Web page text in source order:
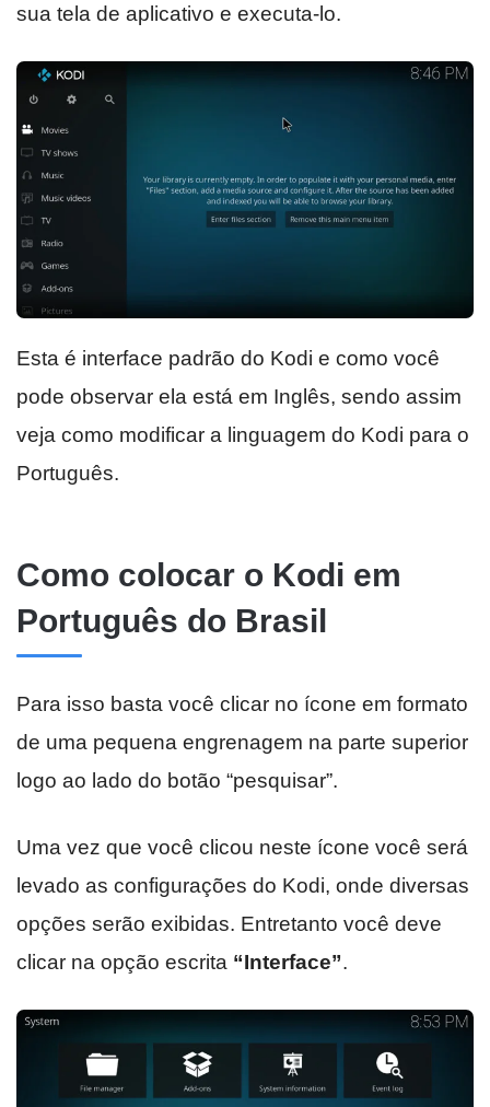
sua tela de aplicativo e executa-lo.
Esta é interface padrão do Kodi e como você
pode observar ela está em Inglês, sendo assim
veja como modificar a linguagem do Kodi para o
Português.
Como colocar o Kodi em
Português do Brasil
Para isso basta você clicar no ícone em formato
de uma pequena engrenagem na parte superior
logo ao lado do botão “pesquisar”.
Uma vez que você clicou neste ícone você será
levado as configurações do Kodi, onde diversas
opções serão exibidas. Entretanto você deve
clicar na opção escrita “Interface”.